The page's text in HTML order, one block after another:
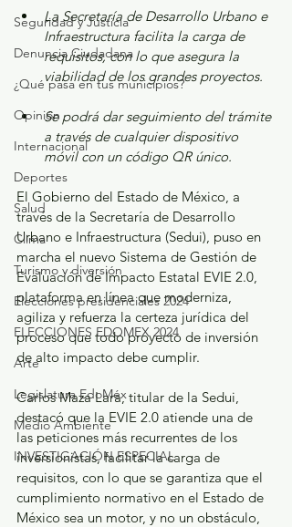
Seguridad y Justicia
Denuncia Ciudadana
¿Qué pasa en tus municipios?
Opinión
Internacional
Deportes
Salud
Clima
Turismo y diversión
Elecciones presidenciales 2024
ELECCIONES EDOMEX 2024
Arte
Legislatura EdoMéx
Medio Ambiente
INVESTIGACIÓN ESPECIAL
La Secretaría de Desarrollo Urbano e
Infraestructura facilita la carga de
requisitos, con lo que asegura la
viabilidad de los grandes proyectos.
Se podrá dar seguimiento del trámite
a través de cualquier dispositivo
móvil con un código QR único.
El Gobierno del Estado de México, a
través de la Secretaría de Desarrollo
Urbano e Infraestructura (Sedui), puso en
marcha el nuevo Sistema de Gestión de
Evaluación de Impacto Estatal EVIE 2.0,
plataforma en línea que moderniza,
agiliza y refuerza la certeza jurídica del
proceso que todo proyecto de inversión
de alto impacto debe cumplir.
Carlos Maza Lara, titular de la Sedui,
destacó que la EVIE 2.0 atiende una de
las peticiones más recurrentes de los
inversionistas, facilitar la carga de
requisitos, con lo que se garantiza que el
cumplimiento normativo en el Estado de
México sea un motor, y no un obstáculo,